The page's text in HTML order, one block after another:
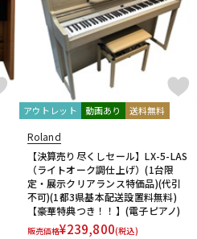
アウトレット 動画あり 送料無料
Roland
【決算売り尽くしセール】LX-5-LAS
（ライトオーク調仕上げ）(1台限
定・展示クリアランス特価品)(代引
不可)(1都3県基本配送設置料無料)
【豪華特典つき！！】(電子ピアノ)
販売価格¥239,800(税込)